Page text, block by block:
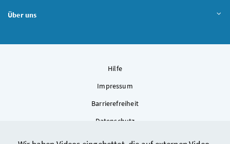
Über uns
Hilfe
Impressum
Barrierefreiheit
Datenschutz